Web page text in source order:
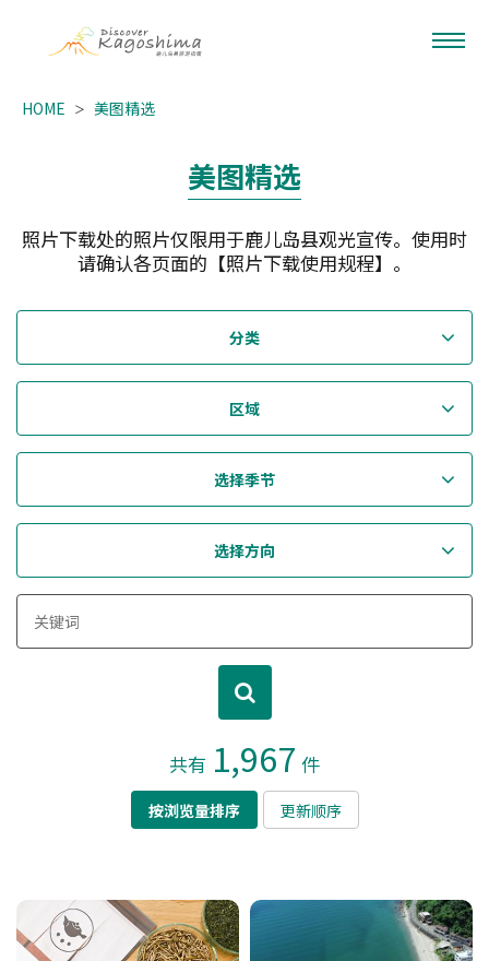
HOME 美图精选
美图精选
照片下载处的照片仅限用于鹿儿岛县观光宣传。使用时
请确认各页面的【照片下载使用规程】。
分类
区域
选择季节
选择方向
共有 1,967 件
按浏览量排序 更新顺序